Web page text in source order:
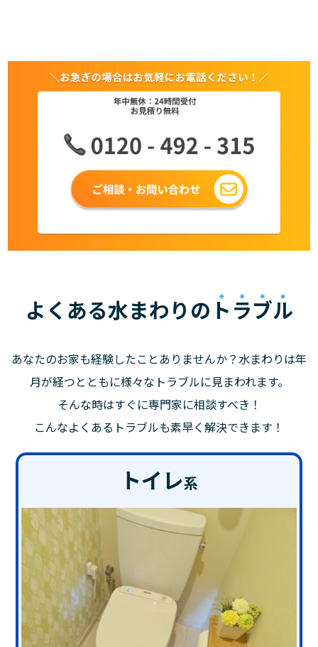
よくある水まわりの トラブル
あなたのお家も経験したことありませんか？水まわりは年
月が経つとともに様々なトラブルに見まわれます。
そんな時はすぐに専門家に相談すべき！
こんなよくあるトラブルも素早く解決できます！
トイレ系